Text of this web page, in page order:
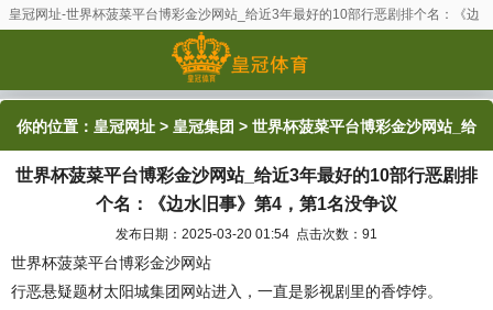
皇冠网址-世界杯菠菜平台博彩金沙网站_给近3年最好的10部行恶剧排个名：《边
你的位置： 皇冠网址 > 皇冠集团 > 世界杯菠菜平台博彩金沙网站_给
近3年最好的10部行恶剧排个名：《边水旧事》第4，第1名没争议
世界杯菠菜平台博彩金沙网站_给近3年最好的10部行恶剧排
个名：《边水旧事》第4，第1名没争议
发布日期：2025-03-20 01:54 点击次数：91
世界杯菠菜平台博彩金沙网站
行恶悬疑题材太阳城集团网站进入，一直是影视剧里的香饽饽。